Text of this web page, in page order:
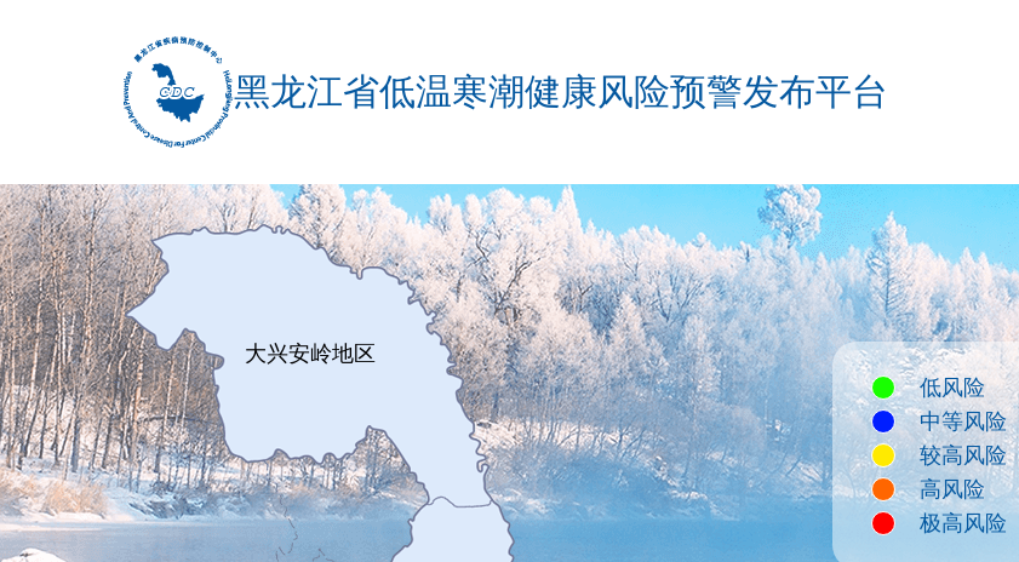
黑龙江省低温寒潮健康风险预警发布平台
大兴安岭地区
低风险
中等风险
较高风险
高风险
极高风险